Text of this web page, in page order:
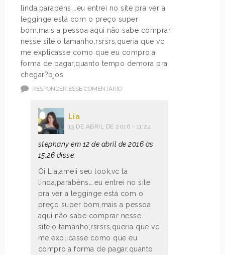
linda,parabéns….eu entrei no site pra ver a
legginge está com o preço super
bom,mais a pessoa aqui não sabe comprar
nesse site,o tamanho,rsrsrs,queria que vc
me explicasse como que eu compro,a
forma de pagar,quanto tempo demora pra
chegar?bjos
RESPONDER ESSE COMENTÁRIO
Lia
13 DE ABRIL DE 2016 - 11:24
stephany em 12 de abril de 2016 às
15:26 disse:
Oi Lia,ameii seu look,vc ta
linda,parabéns….eu entrei no site
pra ver a legginge está com o
preço super bom,mais a pessoa
aqui não sabe comprar nesse
site,o tamanho,rsrsrs,queria que vc
me explicasse como que eu
compro,a forma de pagar,quanto